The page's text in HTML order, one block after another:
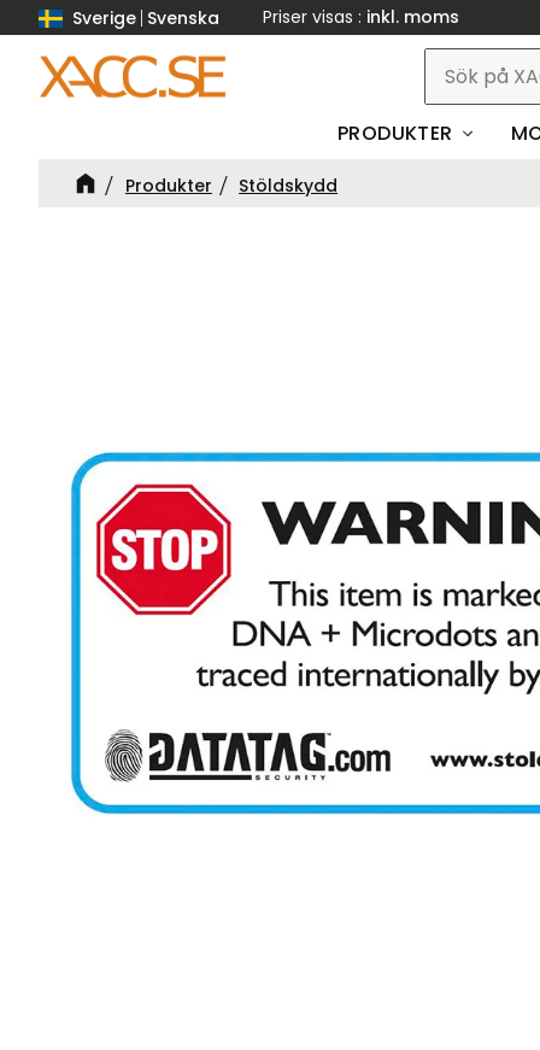
Sverige Svenska Priser visas inkl. moms
PRODUKTER
Produkter Stöldskydd